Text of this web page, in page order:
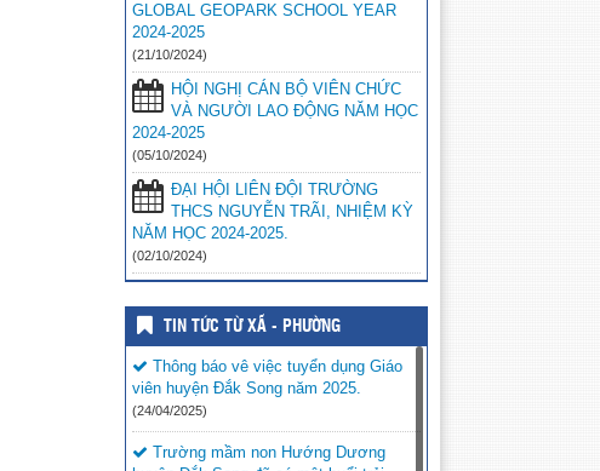
GLOBAL GEOPARK SCHOOL YEAR
2024-2025
(21/10/2024)
HỘI NGHỊ CÁN BỘ VIÊN CHỨC
VÀ NGƯỜI LAO ĐỘNG NĂM HỌC
2024-2025
(05/10/2024)
ĐẠI HỘI LIÊN ĐỘI TRƯỜNG
THCS NGUYỄN TRÃI, NHIỆM KỲ
NĂM HỌC 2024-2025.
(02/10/2024)
TIN TỨC TỪ XÃ - PHƯỜNG
Thông báo vê việc tuyển dụng Giáo
viên huyện Đắk Song năm 2025.
(24/04/2025)
Trường mầm non Hướng Dương